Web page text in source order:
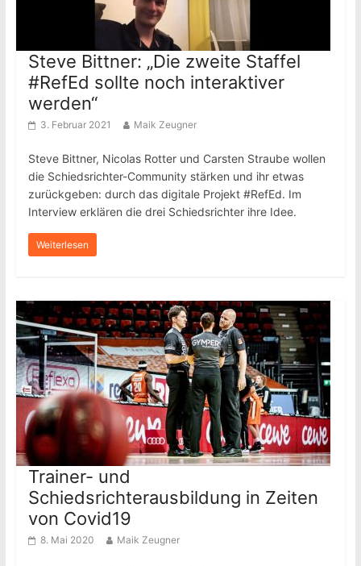
Steve Bittner: „Die zweite Staffel
#RefEd sollte noch interaktiver
werden“
3. Februar 2021 Maik Zeugner
Steve Bittner, Nicolas Rotter und Carsten Straube wollen
die Schiedsrichter-Community stärken und ihr etwas
zurückgeben: durch das digitale Projekt #RefEd. Im
Interview erklären die drei Schiedsrichter ihre Idee.
Weiterlesen
Trainer- und
Schiedsrichterausbildung in Zeiten
von Covid19
8. Mai 2020 Maik Zeugner